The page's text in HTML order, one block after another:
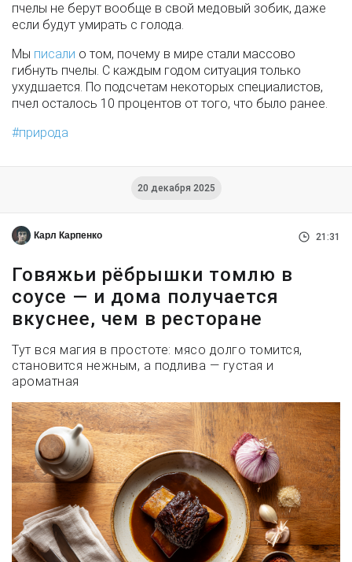
пчелы не берут вообще в свой медовый зобик, даже
если будут умирать с голода.
Мы писали о том, почему в мире стали массово
гибнуть пчелы. С каждым годом ситуация только
ухудшается. По подсчетам некоторых специалистов,
пчел осталось 10 процентов от того, что было ранее.
природа
20 декабря 2025
Карл Карпенко 21:31
Говяжьи рёбрышки томлю в
соусе — и дома получается
вкуснее, чем в ресторане
Тут вся магия в простоте: мясо долго томится,
становится нежным, а подлива — густая и
ароматная